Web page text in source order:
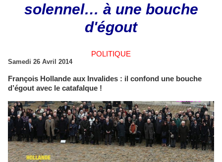
solennel… à une bouche
d'égout
POLITIQUE
Samedi 26 Avril 2014
François Hollande aux Invalides : il confond une bouche
d’égout avec le catafalque !